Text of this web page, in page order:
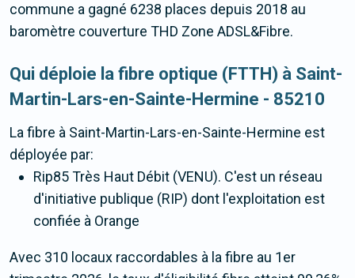
commune a gagné 6238 places depuis 2018 au
baromètre couverture THD Zone ADSL&Fibre.
Qui déploie la fibre optique (FTTH) à Saint-
Martin-Lars-en-Sainte-Hermine - 85210
La fibre à Saint-Martin-Lars-en-Sainte-Hermine est
déployée par:
Rip85 Très Haut Débit (VENU). C'est un réseau
d'initiative publique (RIP) dont l'exploitation est
confiée à Orange
Avec 310 locaux raccordables à la fibre au 1er